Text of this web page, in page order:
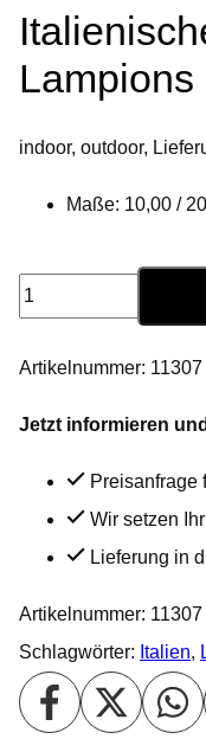
Lampions
indoor, outdoor,
Maße: 10,00 /
Italienische
mit
Artikelnummer: 11307
Jetzt informieren
Preisanfrage
Wir setzen
Lieferung in
Artikelnummer: 11307
Schlagwörter: Italien,